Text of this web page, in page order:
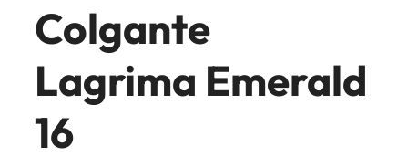
Colgante
Lagrima Emerald
16